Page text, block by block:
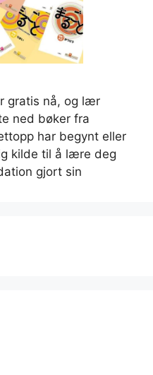
gratis nå, og lær
ned bøker fra
har begynt eller
kilde til å lære deg
gjort sin